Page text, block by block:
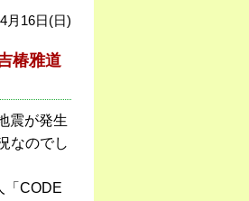
月16日(日)
椿雅道
震が発生
なのでし
「CODE